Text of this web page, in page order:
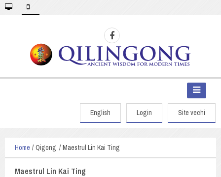
English Login Site vechi
Home Qigong Maestrul Lin Kai Ting
Maestrul Lin Kai Ting